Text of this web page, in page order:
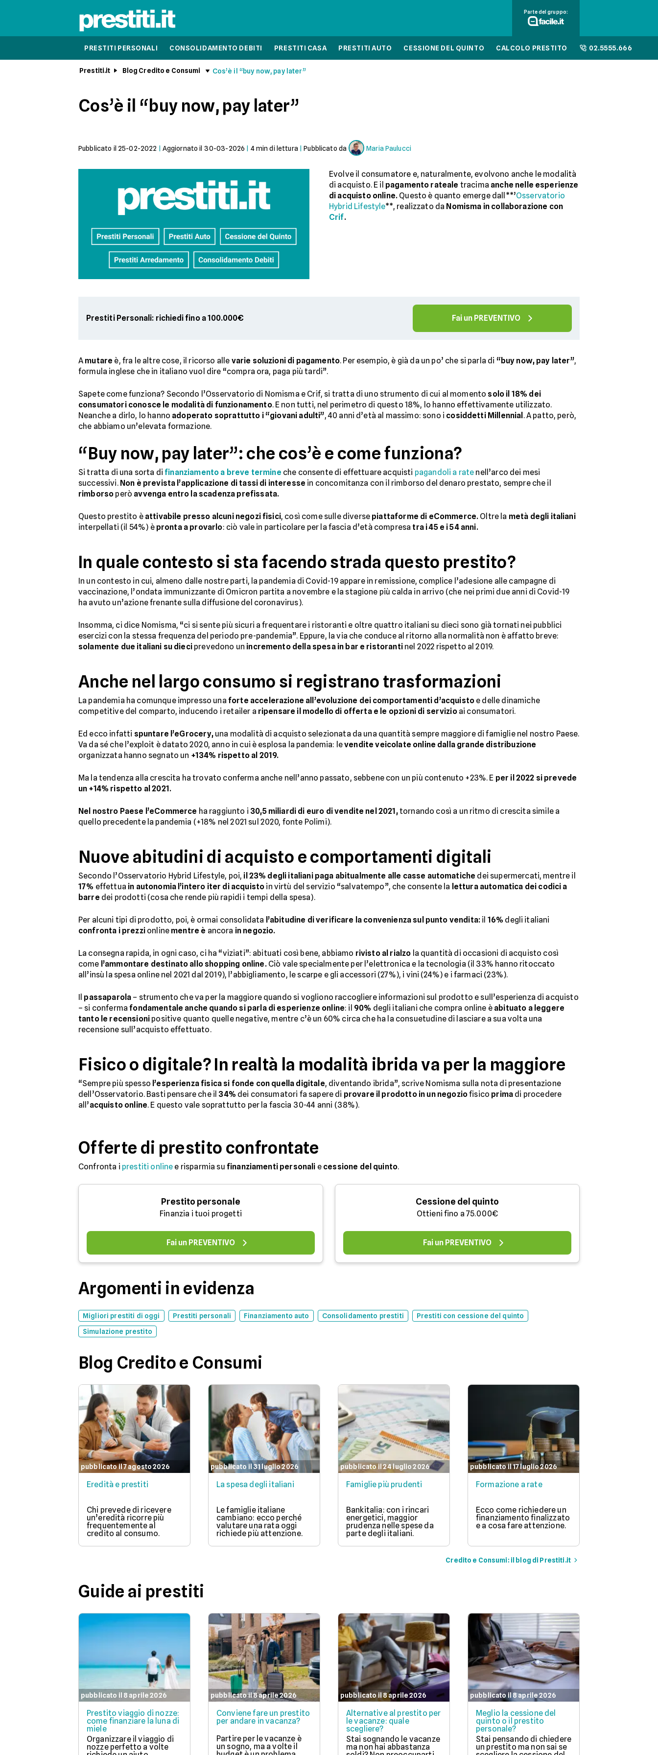
PRESTITI PERSONALI CONSOLIDAMENTO DEBITI PRESTITI CASA PRESTITI AUTO CESSIONE DEL QUINTO CALCOLO PRESTITO 02.5555.666
Parte del gruppo:
Prestiti.it Blog Credito e Consumi Cos’è il “buy now, pay later”
Cos’è il “buy now, pay later”
Pubblicato il 25-02-2022 Aggiornato il 30-03-2026 4min di lettura |Pubblicato da Maria Paulucci
Evolve il consumatore e, naturalmente, evolvono anche le modalità
di acquisto. E il pagamento rateale tracima anche nelle esperienze
di acquisto online. Questo è quanto emerge dall**’Osservatorio
Hybrid Lifestyle**, realizzato da Nomisma in collaborazione con
Crif.
Prestiti Personali: richiedi fino a 100.000€ Fai un PREVENTIVO
A mutare è, fra le altre cose, il ricorso alle varie soluzioni di pagamento. Per esempio, è già da un po’ che si parla di “buy now, pay later”,
formula inglese che in italiano vuol dire “compra ora, paga più tardi”.
Sapete come funziona? Secondo l’Osservatorio di Nomisma e Crif, si tratta di uno strumento di cui al momento solo il 18% dei
consumatori conosce le modalità di funzionamento. E non tutti, nel perimetro di questo 18%, lo hanno effettivamente utilizzato.
Neanche a dirlo, lo hanno adoperato soprattutto i “giovani adulti”, 40 anni d’età al massimo: sono i cosiddetti Millennial . A patto, però,
che abbiamo un’elevata formazione.
“Buy now, pay later”: che cos’è e come funziona?
Si tratta di una sorta difinanziamento a breve termine che consente di effettuare acquisti pagandoli a rate nell’arco dei mesi
successivi. Non è prevista l’applicazione di tassi di interesse in concomitanza con il rimborso del denaro prestato, sempre che il
rimborso però avvenga entro la scadenza prefissata.
Questo prestito è attivabile presso alcuni negozi fisici, così come sulle diverse piattaforme di eCommerce. Oltre la metà degli italiani
interpellati (il 54%) è pronta a provarlo: ciò vale in particolare per la fascia d’età compresa tra i 45 e i 54 anni.
In quale contesto si sta facendo strada questo prestito?
In un contesto in cui, almeno dalle nostre parti, la pandemia di Covid-19 appare in remissione, complice l’adesione alle campagne di
vaccinazione, l’ondata immunizzante di Omicron partita a novembre e la stagione più calda in arrivo (che nei primi due anni di Covid-19
ha avuto un’azione frenante sulla diffusione del coronavirus).
Insomma, ci dice Nomisma, “ci si sente più sicuri a frequentare i ristoranti e oltre quattro italiani su dieci sono già tornati nei pubblici
esercizi con la stessa frequenza del periodo pre-pandemia”. Eppure, la via che conduce al ritorno alla normalità non è affatto breve:
solamente due italiani su dieciprevedono un incremento della spesa in bar e ristorantinel 2022 rispetto al 2019.
Anche nel largo consumo si registrano trasformazioni
La pandemia ha comunque impresso una forte accelerazione all’evoluzione dei comportamenti d’acquisto e delle dinamiche
competitive del comparto, inducendo i retailer a ripensare il modello di offerta e le opzioni di servizioai consumatori.
Ed ecco infatti spuntare l’eGrocery,una modalità di acquisto selezionata da una quantità sempre maggiore di famiglie nel nostro Paese.
Va da sé che l’exploit è datato 2020, anno in cui è esplosa la pandemia: levendite veicolate online dalla grande distribuzione
organizzata hanno segnato un +134% rispetto al 2019.
Ma la tendenza alla crescita ha trovato conferma anche nell’anno passato, sebbene con un più contenuto +23%. E per il 2022 si prevede
un +14% rispetto al 2021.
Nel nostro Paese l’eCommerce ha raggiunto i 30,5 miliardi di euro di vendite nel 2021,tornando così a un ritmo di crescita simile a
quello precedente la pandemia (+18% nel 2021 sul 2020, fonte Polimi).
Nuove abitudini di acquisto e comportamenti digitali
Secondo l’Osservatorio Hybrid Lifestyle, poi, il 23% degli italiani paga abitualmente alle casse automatiche dei supermercati, mentre il
17% effettua in autonomia l’intero iter di acquisto in virtù del servizio “salvatempo”, che consente la lettura automatica dei codici a
barre dei prodotti (cosa che rende più rapidi i tempi della spesa).
Per alcuni tipi di prodotto, poi, è ormai consolidata l’abitudine di verificare la convenienza sul punto vendita: il 16% degli italiani
confronta i prezzionline mentre è ancora in negozio.
La consegna rapida, in ogni caso, ci ha “viziati”: abituati così bene, abbiamo rivisto al rialzo la quantità di occasioni di acquisto così
come l’ammontare destinato allo shopping online.Ciò vale specialmente per l’elettronica e la tecnologia (il 33% hanno ritoccato
all’insù la spesa online nel 2021 dal 2019), l’abbigliamento, le scarpe e gli accessori (27%), i vini (24%) e i farmaci (23%).
Il passaparola – strumento che va per la maggiore quando si vogliono raccogliere informazioni sul prodotto e sull’esperienza di acquisto
– si confermafondamentale anche quando si parla di esperienze online: il 90% degli italiani che compra online è abituato a leggere
tanto le recensioni positive quanto quelle negative, mentre c’è un 60% circa che ha la consuetudine di lasciare a sua volta una
recensione sull’acquisto effettuato.
Fisico o digitale? In realtà la modalità ibrida va per la maggiore
“Sempre più spesso l’esperienza fisica si fonde con quella digitale, diventando ibrida”, scrive Nomisma sulla nota di presentazione
dell’Osservatorio. Basti pensare che il 34% dei consumatori fa sapere di provare il prodotto in un negoziofisico prima di procedere
all’acquisto online. E questo vale soprattutto per la fascia 30-44 anni (38%).
Offerte di prestito confrontate
Confronta i prestiti online e risparmia su finanziamenti personali e cessione del quinto.
Prestito personale
Finanzia i tuoi progetti
Fai un PREVENTIVO
Cessione del quinto
Ottieni fino a 75.000€
Fai un PREVENTIVO
Argomenti in evidenza
Migliori prestiti di oggi Prestiti personali Finanziamento auto Consolidamento prestiti
Prestiti con cessione del quinto
Simulazione prestito
Blog Credito e Consumi
pubblicato il 7 agosto 2026
Eredità e prestiti
Chi prevede di ricevere
un’eredità ricorre più
frequentemente al
credito al consumo.
pubblicato il 31 luglio 2026
La spesa degli italiani
Le famiglie italiane
cambiano: ecco perché
valutare una rata oggi
richiede più attenzione.
pubblicato il 24 luglio 2026
Famiglie più prudenti
Bankitalia: con i rincari
energetici, maggior
prudenza nelle spese da
parte degli italiani.
pubblicato il 17 luglio 2026
Formazione a rate
Ecco come richiedere un
finanziamento finalizzato
e a cosa fare attenzione.
Credito e Consumi: il blog di Prestiti.it
Guide ai prestiti
pubblicato il 8 aprile 2026
Prestito viaggio di nozze:
come finanziare la luna di
miele
Organizzare il viaggio di
nozze perfetto a volte
pubblicato il 8 aprile 2026
Conviene fare un prestito
per andare in vacanza?
Partire per le vacanze è
un sogno, ma a volte il
pubblicato il 8 aprile 2026
Alternative al prestito per
le vacanze: quale
scegliere?
Stai sognando le vacanze
ma non hai abbastanza
pubblicato il 8 aprile 2026
Meglio la cessione del
quinto o il prestito
personale?
Stai pensando di chiedere
un prestito ma non sai se